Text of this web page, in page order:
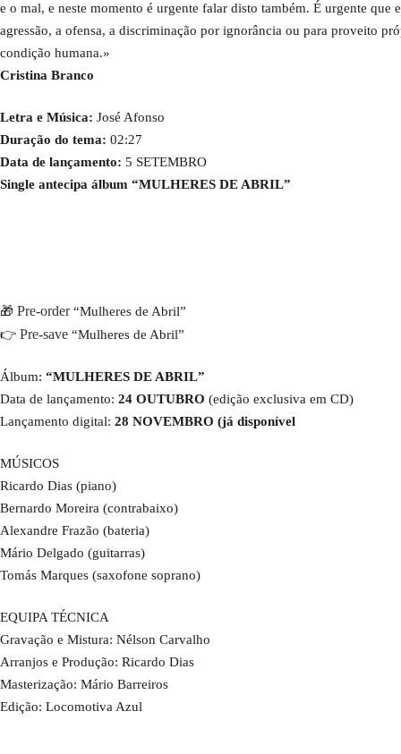
e o mal, e neste momento é urgente falar disto também. É urgente que
agressão, a ofensa, a discriminação por ignorância ou para proveito
condição humana.»
Cristina Branco
Letra e Música: José Afonso
Duração do tema: 02:27
Data de lançamento: 5 SETEMBRO
Single antecipa álbum “MULHERES DE ABRIL”
🎁 Pre-order“Mulheres de Abril”
👉 Pre-save “Mulheres de Abril”
Álbum: “MULHERES DE ABRIL”
Data de lançamento: 24 OUTUBRO (edição exclusiva em CD)
Lançamento digital: 28 NOVEMBRO (já disponível
MÚSICOS
Ricardo Dias (piano)
Bernardo Moreira (contrabaixo)
Alexandre Frazão (bateria)
Mário Delgado (guitarras)
Tomás Marques (saxofone soprano)
EQUIPA TÉCNICA
Gravação e Mistura: Nélson Carvalho
Arranjos e Produção: Ricardo Dias
Masterização: Mário Barreiros
Edição: Locomotiva Azul